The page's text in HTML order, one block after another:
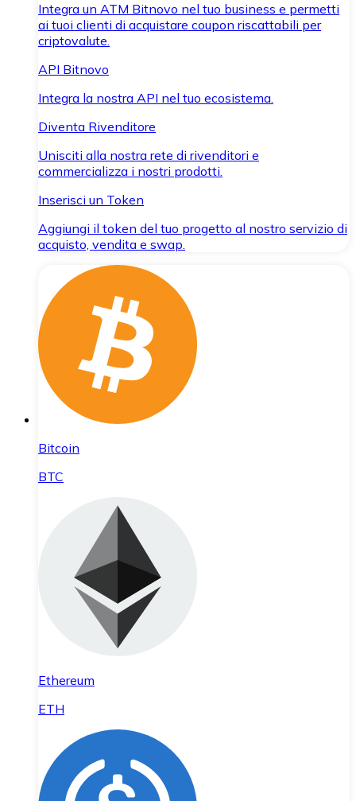
Integra un ATM Bitnovo nel tuo business e permetti
ai tuoi clienti di acquistare coupon riscattabili per
criptovalute.
API Bitnovo
Integra la nostra API nel tuo ecosistema.
Diventa Rivenditore
Unisciti alla nostra rete di rivenditori e
commercializza i nostri prodotti.
Inserisci un Token
Aggiungi il token del tuo progetto al nostro servizio di
acquisto, vendita e swap.
Bitcoin
BTC
Ethereum
ETH